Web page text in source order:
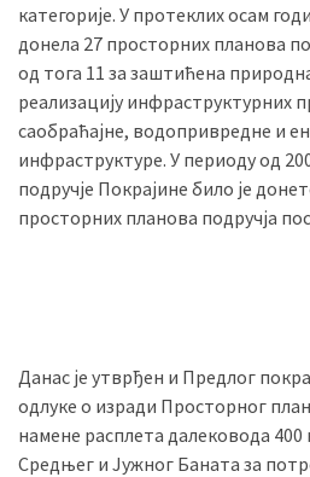
Blogs
(143)
Бела
Црква
(140)
категорије. У протеклих осам
донела 27 просторних планова
од тога 11 за заштићена
реализацију инфраструктурних
саобраћајне, водопривредне и
инфраструктуре. У периоду од
подручје Покрајине било је
просторних планова подручја
Данас је утврђен и Предлог
одлуке о изради Просторног
намене расплета далековода 400
Средњег и Јужног Баната за